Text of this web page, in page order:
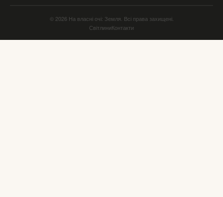
© 2026 На власні очі: Земля. Всі права захищені.
СвітлиниКонтакти